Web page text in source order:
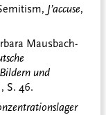
J’accuse,
Mausbach-
und
S. 46.